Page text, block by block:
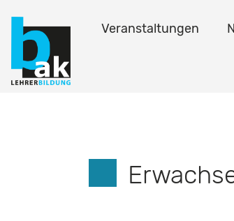
Veranstaltungen